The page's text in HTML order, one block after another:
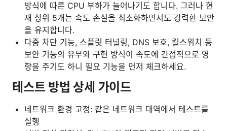
방식에 따른 CPU 부하가 늘어나기도 합니다. 그러나 현
재 상위 5개는 속도 손실을 최소화하면서도 강력한 보안
을 유지합니다.
다중 차단 기능, 스플릿 터널링, DNS 보호, 킬스위치 등
보안 기능의 유무와 구현 방식이 속도에 간접적으로 영
향을 주기도 하니 필요 기능을 먼저 체크하세요.
테스트 방법 상세 가이드
네트워크 환경 고정: 같은 네트워크 대역에서 테스트를
실행